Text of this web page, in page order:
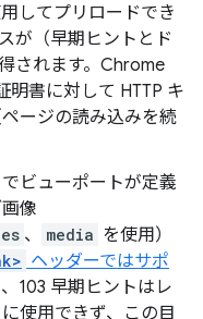
してプリロードでき
が（早期ヒントとド
されます。Chrome
明書に対して HTTP キ
ージの読み込みを続
ビューポートが定義
像
、 media を使用）
ヘッダーではサポ
103 早期ヒントはレ
使用できず、この目